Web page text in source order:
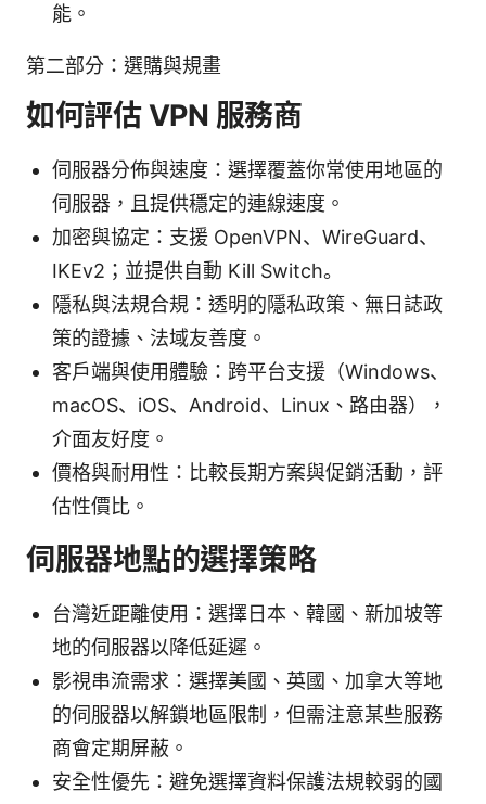
能。
第二部分：選購與規畫
如何評估 VPN 服務商
伺服器分佈與速度：選擇覆蓋你常使用地區的
伺服器，且提供穩定的連線速度。
加密與協定：支援 OpenVPN、WireGuard、
IKEv2；並提供自動 Kill Switch。
隱私與法規合規：透明的隱私政策、無日誌政
策的證據、法域友善度。
客戶端與使用體驗：跨平台支援（Windows、
macOS、iOS、Android、Linux、路由器），
介面友好度。
價格與耐用性：比較長期方案與促銷活動，評
估性價比。
伺服器地點的選擇策略
台灣近距離使用：選擇日本、韓國、新加坡等
地的伺服器以降低延遲。
影視串流需求：選擇美國、英國、加拿大等地
的伺服器以解鎖地區限制，但需注意某些服務
商會定期屏蔽。
安全性優先：避免選擇資料保護法規較弱的國